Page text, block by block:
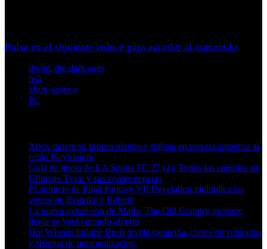
Pulsa en el siguiente enlace para acceder al contenido
doom: the dark ages
ps5
xbox series x
PC
Xbox quiere su propio platino y trabaja en una recompensa al
estilo PlayStation
Guía de inicio de EA Sports FC 27 (2): Todos los cambios de
Ultimate Team y sus consecuencias
El anuncio de Final Fantasy VII Revelation multiplica las
ventas de Remake y Rebirth
La nueva expansión de Mafia: The Old Country promete
llenar su vacío mundo abierto
Hot Wheels Infinite Rush revela campaña, clases de vehículos
y sistema de personalización